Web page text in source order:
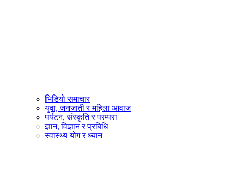
भिडियो समाचार
युवा, जनजाती र महिला आवाज
पर्यटन, संस्कृति र परम्परा
ज्ञान, विज्ञान र प्रबिधि
स्वास्थ्य योग र ध्यान